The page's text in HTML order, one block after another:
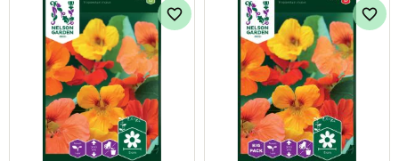
Lägg till i favoriter